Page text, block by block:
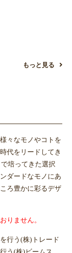
もっと見る
々なモノやコトを
代をリードしてき
培ってきた選択
ダードなモノにあ
ろ豊かに彩るデザ
りません。
行う(株)トレード